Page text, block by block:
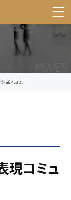
ョンLab.
現コミュ